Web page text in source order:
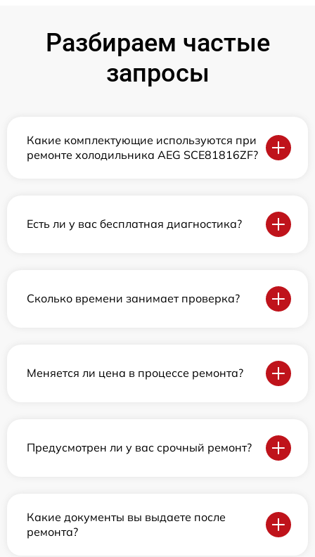
Разбираем частые
запросы
Какие комплектующие используются при
ремонте холодильника AEG SCE81816ZF?
Есть ли у вас бесплатная диагностика?
Сколько времени занимает проверка?
Меняется ли цена в процессе ремонта?
Предусмотрен ли у вас срочный ремонт?
Какие документы вы выдаете после
ремонта?